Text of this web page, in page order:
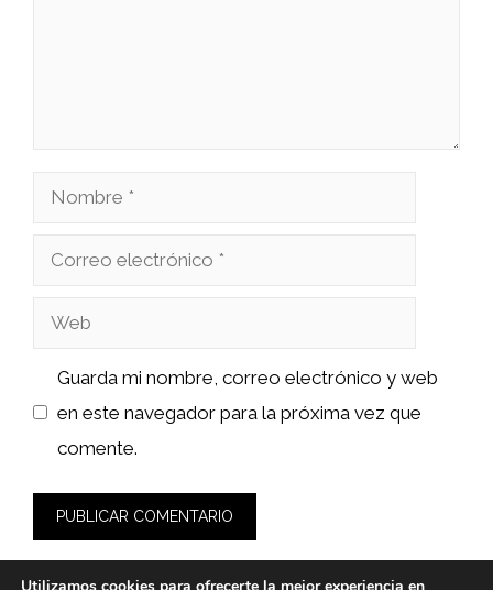
Nombre
Correo
Web
Guarda mi nombre, correo electrónico y web
en este navegador para la próxima vez que
comente.